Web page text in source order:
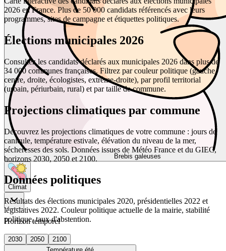
Brebis galeuses
Climat
Horizon temporel
2030 2050
2100
2026 en France. Plus de 50 000 candidats référencés avec leurs
programmes, sites de campagne et étiquettes politiques.
Élections municipales 2026
Consultez les candidats déclarés aux municipales 2026 dans plus de
34 000 communes françaises. Filtrez par couleur politique (gauche,
centre, droite, écologistes, extrême-droite), par profil territorial
(urbain, périurbain, rural) et par taille de commune.
Projections climatiques par commune
Découvrez les projections climatiques de votre commune : jours de
canicule, température estivale, élévation du niveau de la mer,
sécheresses des sols. Données issues de Météo France et du GIEC,
horizons 2030, 2050 et 2100.
Données politiques
Résultats des élections municipales 2020, présidentielles 2022 et
législatives 2022. Couleur politique actuelle de la mairie, stabilité
politique, taux d'abstention.